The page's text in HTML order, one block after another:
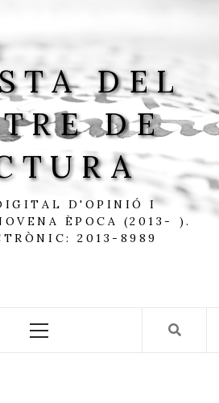
DEL
DE
D'OPINIÓ I
ÈPOCA (2013- ).
2013-8989
Menu